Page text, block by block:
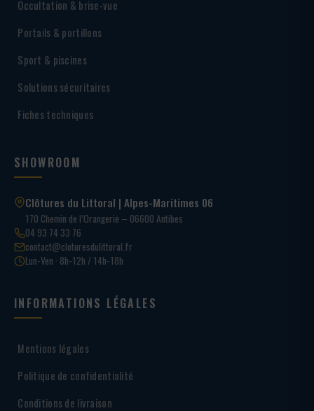
Occultation & brise-vue
Portails & portillons
Sport & piscines
Solutions sécuritaires
Fiches techniques
SHOWROOM
Clôtures du Littoral | Alpes-Maritimes 06
170 Chemin de l’Orangerie – 06600 Antibes
04 93 74 33 76
contact@cloturesdulittoral.fr
Lun-Ven · 8h-12h / 14h-18h
INFORMATIONS LÉGALES
Mentions légales
Politique de confidentialité
Conditions de livraison